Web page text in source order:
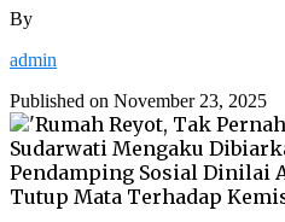
By
admin
Published on November 23, 2025